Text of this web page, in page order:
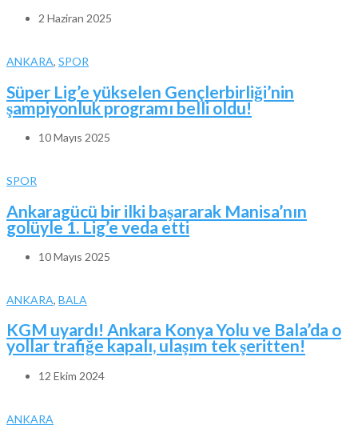
2 Haziran 2025
ANKARA, SPOR
Süper Lig’e yükselen Gençlerbirliği’nin
şampiyonluk programı belli oldu!
10 Mayıs 2025
SPOR
Ankaragücü bir ilki başararak Manisa’nın
golüyle 1. Lig’e veda etti
10 Mayıs 2025
ANKARA, BALA
KGM uyardı! Ankara Konya Yolu ve Bala’da o
yollar trafiğe kapalı, ulaşım tek şeritten!
12 Ekim 2024
ANKARA